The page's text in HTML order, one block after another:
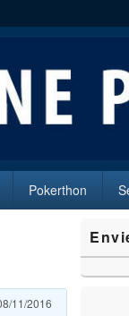
Pokerthon
11/2016
principale
de
widget